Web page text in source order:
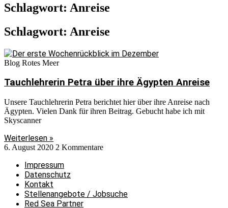
Schlagwort: Anreise
Schlagwort: Anreise
Blog Rotes Meer
Tauchlehrerin Petra über ihre Ägypten Anreise
Unsere Tauchlehrerin Petra berichtet hier über ihre Anreise nach
Ägypten. Vielen Dank für ihren Beitrag. Gebucht habe ich mit
Skyscanner
Weiterlesen »
6. August 2020 2 Kommentare
Impressum
Datenschutz
Kontakt
Stellenangebote / Jobsuche
Red Sea Partner